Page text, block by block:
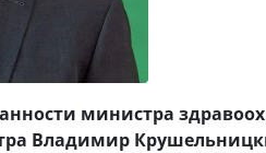
министра
Владимир